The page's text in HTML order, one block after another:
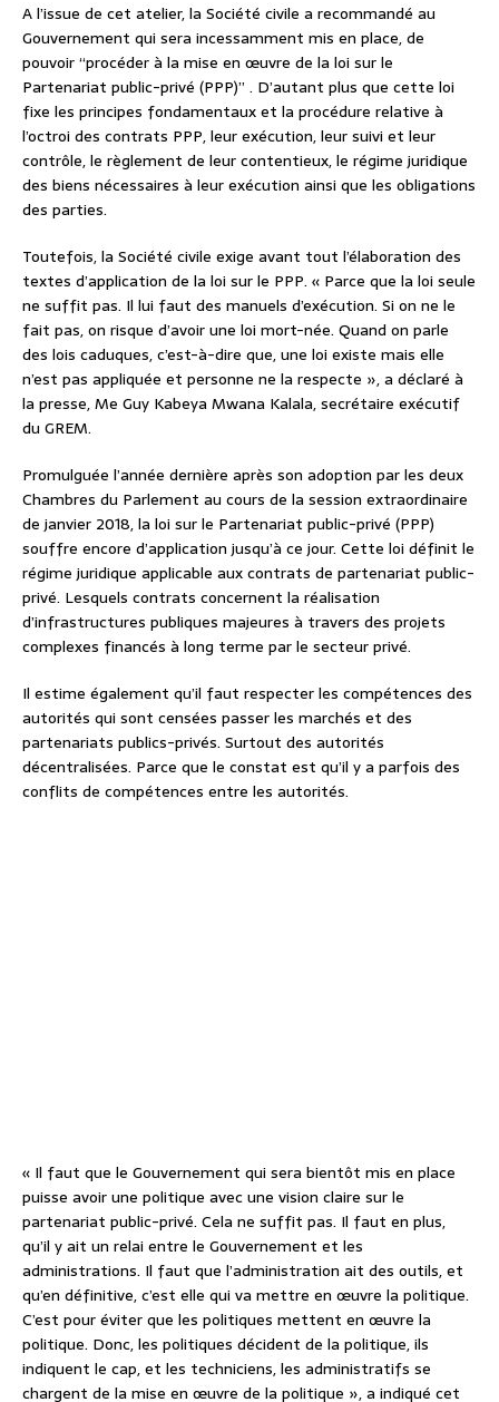
A l’issue de cet atelier, la Société civile a recommandé au
Gouvernement qui sera incessamment mis en place, de
pouvoir “procéder à la mise en œuvre de la loi sur le
Partenariat public-privé (PPP)” . D’autant plus que cette loi
fixe les principes fondamentaux et la procédure relative à
l’octroi des contrats PPP, leur exécution, leur suivi et leur
contrôle, le règlement de leur contentieux, le régime juridique
des biens nécessaires à leur exécution ainsi que les obligations
des parties.
Toutefois, la Société civile exige avant tout l’élaboration des
textes d’application de la loi sur le PPP. « Parce que la loi seule
ne suffit pas. Il lui faut des manuels d’exécution. Si on ne le
fait pas, on risque d’avoir une loi mort-née. Quand on parle
des lois caduques, c’est-à-dire que, une loi existe mais elle
n’est pas appliquée et personne ne la respecte », a déclaré à
la presse, Me Guy Kabeya Mwana Kalala, secrétaire exécutif
du GREM.
Promulguée l’année dernière après son adoption par les deux
Chambres du Parlement au cours de la session extraordinaire
de janvier 2018, la loi sur le Partenariat public-privé (PPP)
souffre encore d’application jusqu’à ce jour. Cette loi définit le
régime juridique applicable aux contrats de partenariat public-
privé. Lesquels contrats concernent la réalisation
d’infrastructures publiques majeures à travers des projets
complexes financés à long terme par le secteur privé.
Il estime également qu’il faut respecter les compétences des
autorités qui sont censées passer les marchés et des
partenariats publics-privés. Surtout des autorités
décentralisées. Parce que le constat est qu’il y a parfois des
conflits de compétences entre les autorités.
« Il faut que le Gouvernement qui sera bientôt mis en place
puisse avoir une politique avec une vision claire sur le
partenariat public-privé. Cela ne suffit pas. Il faut en plus,
qu’il y ait un relai entre le Gouvernement et les
administrations. Il faut que l’administration ait des outils, et
qu’en définitive, c’est elle qui va mettre en œuvre la politique.
C’est pour éviter que les politiques mettent en œuvre la
politique. Donc, les politiques décident de la politique, ils
indiquent le cap, et les techniciens, les administratifs se
chargent de la mise en œuvre de la politique », a indiqué cet